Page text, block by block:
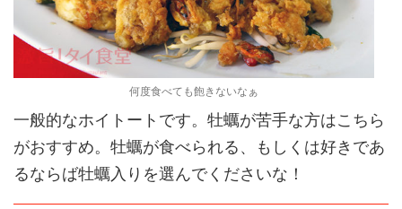
何度食べても飽きないなぁ
一般的なホイトートです。牡蠣が苦手な方はこちら
がおすすめ。牡蠣が食べられる、もしくは好きであ
るならば牡蠣入りを選んでくださいな！